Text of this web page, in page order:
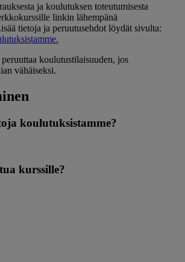
ja koulutuksen toteutumisesta
linkin lähempänä
tietoja ja peruutusehdot löydät sivulta:
koulutustilaisuuden, jos
vähäiseksi.
koulutuksistamme?
kurssille?